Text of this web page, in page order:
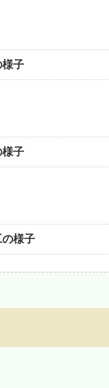
子
様子
の様子